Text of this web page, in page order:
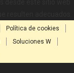
Política de cookies
Soluciones W